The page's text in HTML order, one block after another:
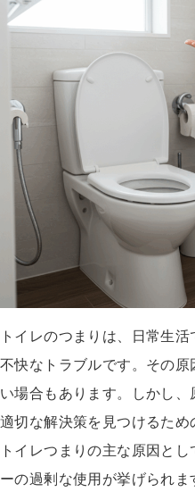
トイレのつまりは、日常生
不快なトラブルです。その
い場合もあります。しかし、
適切な解決策を見つけるため
トイレつまりの主な原因と
ーの過剰な使用が挙げられ